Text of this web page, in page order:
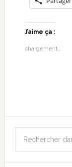
J’aime ça :
chargement…